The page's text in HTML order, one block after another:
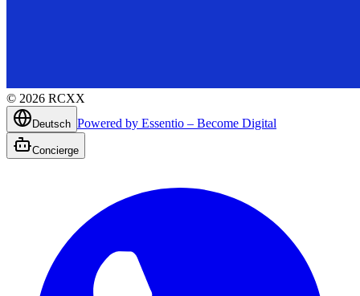
© 2026 RCXX
Deutsch Powered by Essentio – Become Digital
Concierge